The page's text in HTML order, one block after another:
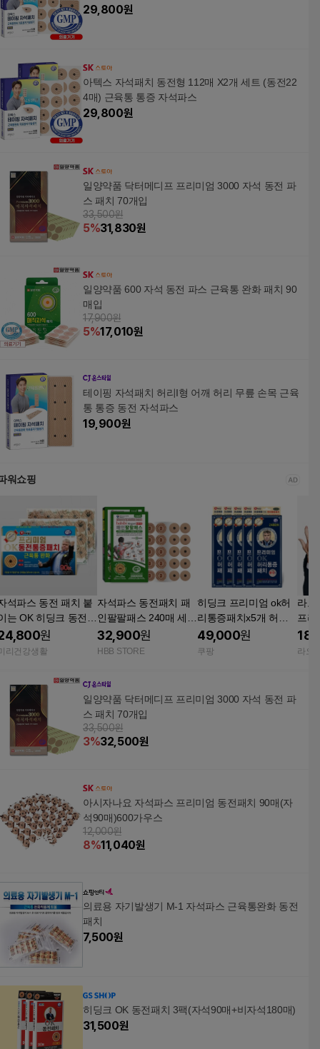
29,800원
아텍스 자석패치 동전형 112매 X2개 세트 (동전22
4매) 근육통 통증 자석파스
29,800원
일양약품 닥터메디프 프리미엄 3000 자석 동전 파
스 패치 70개입
33,500원
5%31,830원
일양약품 600 자석 동전 파스 근육통 완화 패치 90
매입
17,900원
5%17,010원
테이핑 자석패치 허리I형 어깨 허리 무릎 손목 근육
통 통증 동전 자석파스
19,900원
워쇼핑
석파스 동전 패치 붙
는 OK 히딩크 동전패
2종 의료용 자기발
기
원
리건강생활
자석파스 동전패치 패
인팔팔패스 240매 세트
자석파스 40매 동전패
치 200매
32,900원
HBB STORE
히딩크 프리미엄 ok허
리통증패치x5개 허리
통증완화/자석패치/동
전패치/자석파스 8개입
49,000원
쿠팡
라오
프리
매
전
라오
일양약품 닥터메디프 프리미엄 3000 자석 동전 파
스 패치 70개입
33,500원
3%32,500원
아시자나요 자석파스 프리미엄 동전패치 90매(자
석90매)600가우스
12,000원
8%11,040원
의료용 자기발생기 M-1 자석파스 근육통완화 동전
패치
7,500원
히딩크 OK 동전패치 3팩(자석90매+비자석180매)
31,500원